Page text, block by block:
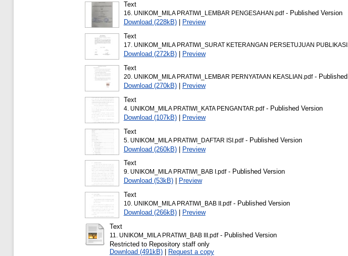
Text
16. UNIKOM_MILA PRATIWI_LEMBAR PENGESAHAN.pdf- Published Version
Download (228kB)|
Preview
Text
17. UNIKOM_MILA PRATIWI_SURAT KETERANGAN PERSETUJUAN
Download (272kB)|
Preview
Text
20. UNIKOM_MILA PRATIWI_LEMBAR PERNYATAAN KEASLIAN.pdf- Published
Download (270kB)|
Preview
Text
4. UNIKOM_MILA PRATIWI_KATA PENGANTAR.pdf- Published Version
Download (107kB)|
Preview
Text
5. UNIKOM_MILA PRATIWI_DAFTAR ISI.pdf- Published Version
Download (260kB)| Preview
Text
9. UNIKOM_MILA PRATIWI_BAB I.pdf- Published Version
Download (53kB)|
Preview
Text
10. UNIKOM_MILA PRATIWI_BAB II.pdf- Published Version
Download (266kB)|
Preview
Text
11. UNIKOM_MILA PRATIWI_BAB III.pdf- Published Version
Restricted to Repository staff only
Download (491kB)|
Request a copy